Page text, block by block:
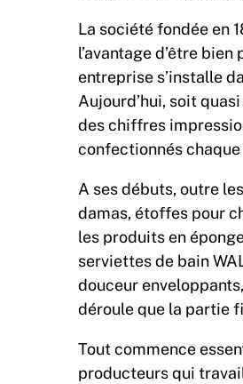
La société fondée en
l’avantage d’être
entreprise s’installe
Aujourd’hui, soit
des chiffres
confectionnés
A ses débuts, outre
damas, étoffes pour
les produits en
serviettes de bain
douceur
déroule que la partie
Tout commence
producteurs qui